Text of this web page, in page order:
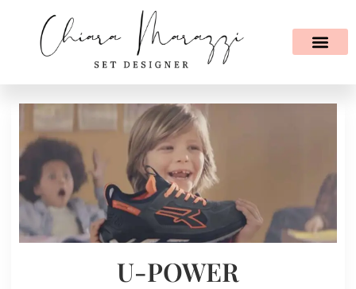
U-POWER